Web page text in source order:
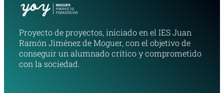
Proyecto de proyectos, iniciado en el IES Juan
Ramón Jiménez de Moguer, con el objetivo de
conseguir un alumnado crítico y comprometido
con la sociedad.